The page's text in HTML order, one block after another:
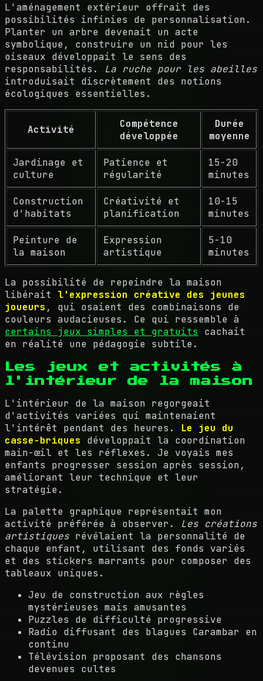
L'aménagement extérieur offrait des
possibilités infinies de personnalisation.
Planter un arbre devenait un acte
symbolique, construire un nid pour les
oiseaux développait le sens des
responsabilités. La ruche pour les abeilles
introduisait discrètement des notions
écologiques essentielles.
Activité
Compétence
développée
Durée
moyenne
Jardinage et
culture
Patience et
régularité
15-20
minutes
Construction
d'habitats
Créativité et
planification
10-15
minutes
Peinture de
la maison
Expression
artistique
5-10
minutes
La possibilité de repeindre la maison
libérait l'expression créative des jeunes
joueurs , qui osaient des combinaisons de
couleurs audacieuses. Ce qui ressemble à
certains jeux simples et gratuits cachait
en réalité une pédagogie subtile.
Les jeux et activités à
l'intérieur de la maison
L'intérieur de la maison regorgeait
d'activités variées qui maintenaient
l'intérêt pendant des heures. Le jeu du
casse-briques développait la coordination
main-œil et les réflexes. Je voyais mes
enfants progresser session après session,
améliorant leur technique et leur
stratégie.
La palette graphique représentait mon
activité préférée à observer. Les créations
artistiques révélaient la personnalité de
chaque enfant, utilisant des fonds variés
et des stickers marrants pour composer des
tableaux uniques.
Jeu de construction aux règles
mystérieuses mais amusantes
Puzzles de difficulté progressive
Radio diffusant des blagues Carambar en
continu
Télévision proposant des chansons
devenues cultes